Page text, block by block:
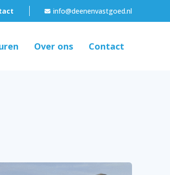
info@deenenvastgoed.nl
Over ons Contact